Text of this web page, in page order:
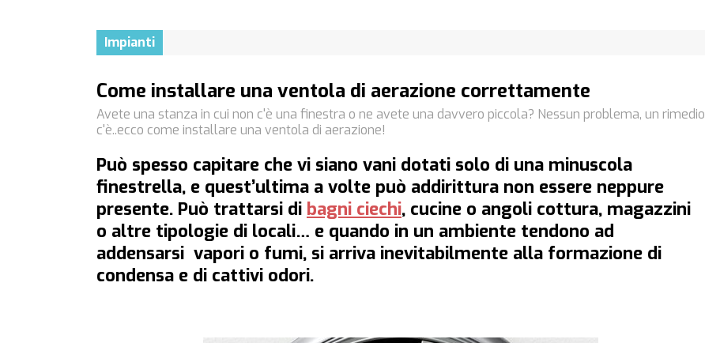
Impianti
Come installare una ventola di aerazione correttamente
Avete una stanza in cui non c'è una finestra o ne avete una davvero piccola? Nessun problema, un rimedio
c'è..ecco come installare una ventola di aerazione!
Può spesso capitare che vi siano vani dotati solo di una minuscola
finestrella, e quest’ultima a volte può addirittura non essere neppure
presente. Può trattarsi di bagni ciechi, cucine o angoli cottura, magazzini
o altre tipologie di locali… e quando in un ambiente tendono ad
addensarsi vapori o fumi, si arriva inevitabilmente alla formazione di
condensa e di cattivi odori.